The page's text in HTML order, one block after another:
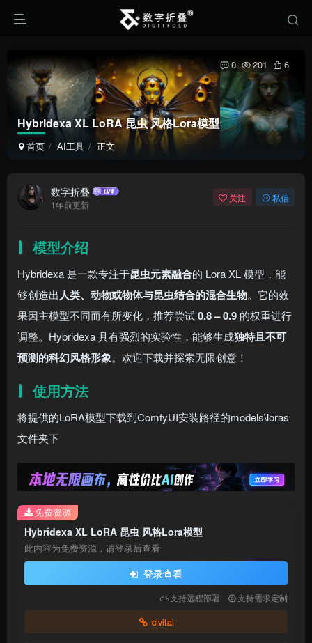
Hybridexa XL LoRA 昆虫 风格Lora模型
首页 AI工具 正文
0 201 6
数字折叠
1年前更新
关注 私信
模型介绍
Hybridexa 是一款专注于昆虫元素融合的 Lora XL 模型，能
够创造出人类、动物或物体与昆虫结合的混合生物。它的效
果因主模型不同而有所变化，推荐尝试0.8 – 0.9 的权重进行
调整。Hybridexa 具有强烈的实验性，能够生成独特且不可
预测的科幻风格形象。欢迎下载并探索无限创意！
使用方法
将提供的LoRA模型下载到ComfyUI安装路径的models\loras
文件夹下
Hybridexa XL LoRA 昆虫 风格Lora模型
此内容为免费资源，请登录后查看
登录查看
支持远程部署 支持需求定制
civitai
免费资源